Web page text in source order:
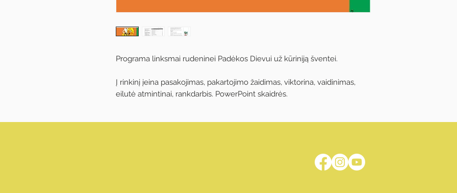
Programa linksmai rudeninei Padėkos Dievui už kūriniją šventei.
Į rinkinį įeina pasakojimas, pakartojimo žaidimas, viktorina, vaidinimas,
eilutė atmintinai, rankdarbis. PowerPoint skaidrės.